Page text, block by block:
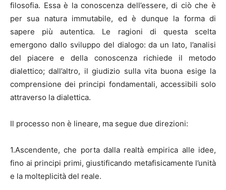
filosofia. Essa è la conoscenza dell’essere, di ciò che è
per sua natura immutabile, ed è dunque la forma di
sapere più autentica. Le ragioni di questa scelta
emergono dallo sviluppo del dialogo: da un lato, l’analisi
del piacere e della conoscenza richiede il metodo
dialettico; dall’altro, il giudizio sulla vita buona esige la
comprensione dei principi fondamentali, accessibili solo
attraverso la dialettica.
Il processo non è lineare, ma segue due direzioni:
1.Ascendente, che porta dalla realtà empirica alle idee,
fino ai principi primi, giustificando metafisicamente l’unità
e la molteplicità del reale.